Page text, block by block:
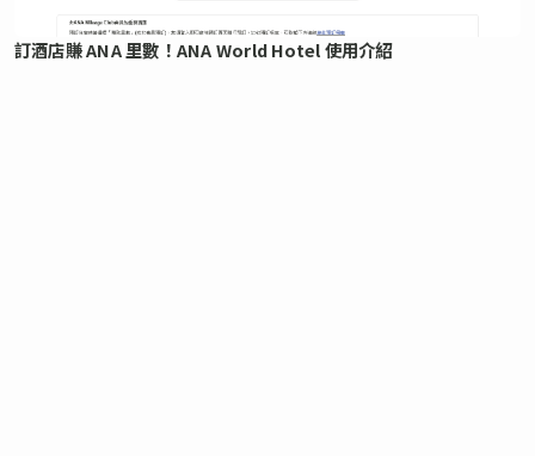
訂酒店賺 ANA 里數！ANA World Hotel 使用介紹